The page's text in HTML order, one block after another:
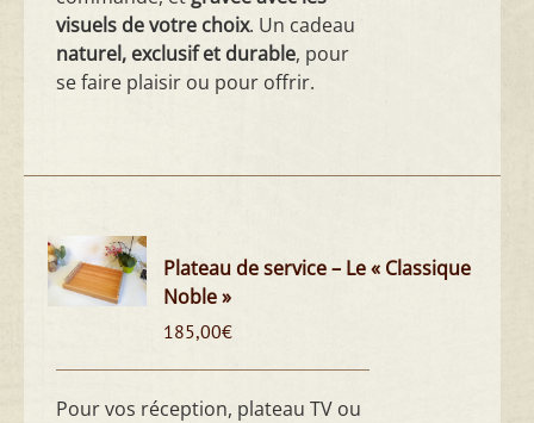
visuels de votre choix. Un cadeau
naturel, exclusif et durable, pour
se faire plaisir ou pour offrir.
Plateau de service – Le « Classique
Noble »
185,00€
Pour vos réception, plateau TV ou